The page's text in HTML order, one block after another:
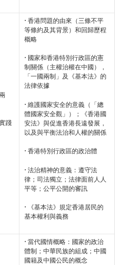
踐
• 香港問題的由來（三條不平
等條約及其背景）和回歸歷程
概略
• 國家和香港特別行政區的憲
制關係（主權治權在中國），
「一國兩制」及《基本法》的
法律依據
• 維護國家安全的意義（「總
體國家安全觀」）；《香港國
安法》與促進香港長遠發展，
以及與平衡法治和人權的關係
• 香港特別行政區的政治體
• 法治精神的意義：遵守法
律；司法獨立；法律面前人人
平等；公平公開的審訊
• 《基本法》規定香港居民的
基本權利與義務
• 當代國情概略：國家的政治
體制；中華民族的組成；中國
國籍及中國公民的概念